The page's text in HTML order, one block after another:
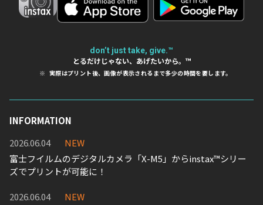
don’t just take, give.™
とるだけじゃない、あげたいから。™
実際はプリント後、画像が表示されるまで多少の時間を要します。
INFORMATION
2026.06.04
NEW
富士フイルムのデジタルカメラ「X-M5」からinstax™シリー
ズでプリントが可能に！
2026.06.04
NEW